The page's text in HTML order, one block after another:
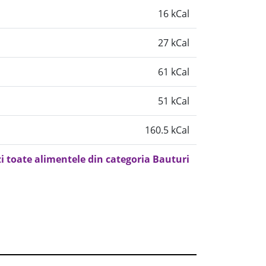
16 kCal
27 kCal
61 kCal
51 kCal
160.5 kCal
toate alimentele din categoria Bauturi